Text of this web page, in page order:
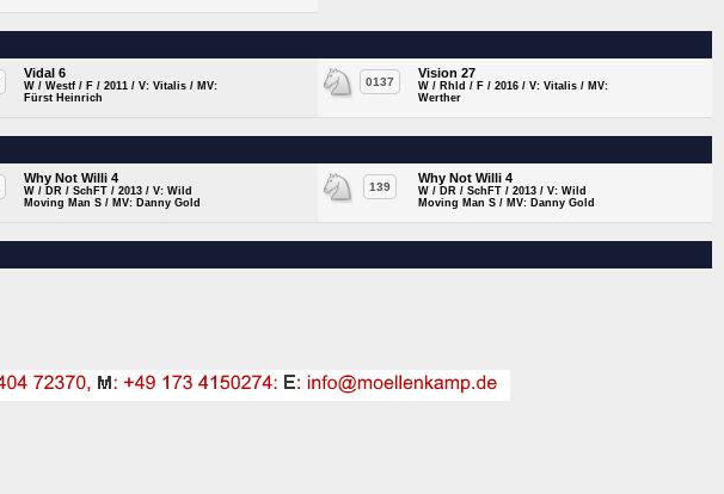
Vidal 6
W / Westf / F / 2011 / V: Vitalis / MV:
Fürst Heinrich
0137
Vision 27
W / Rhld / F / 2016 / V: Vitalis / MV:
Werther
Why Not Willi 4
W / DR / SchFT / 2013 / V: Wild
Moving Man S / MV: Danny Gold
139
Why Not Willi 4
W / DR / SchFT / 2013 / V: Wild
Moving Man S / MV: Danny Gold